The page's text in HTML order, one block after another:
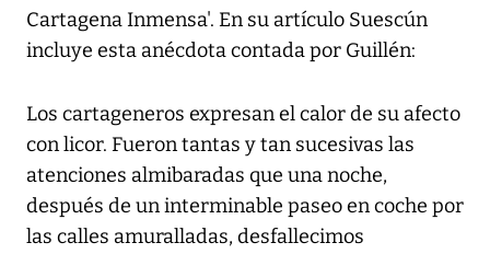
Cartagena Inmensa'. En su artículo Suescún
incluye esta anécdota contada por Guillén:
Los cartageneros expresan el calor de su afecto
con licor. Fueron tantas y tan sucesivas las
atenciones almibaradas que una noche,
después de un interminable paseo en coche por
las calles amuralladas, desfallecimos